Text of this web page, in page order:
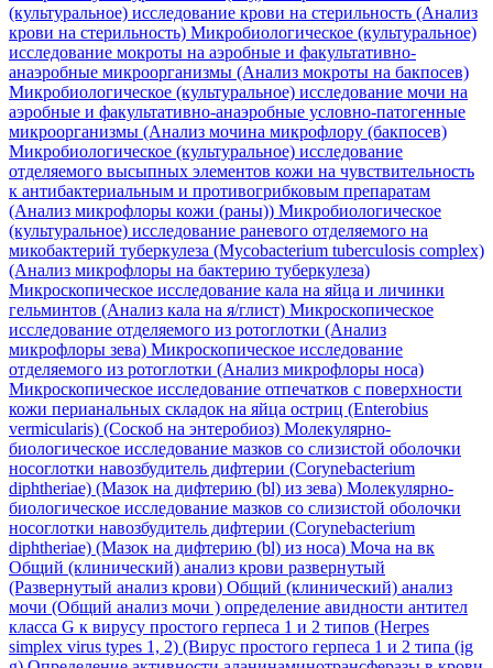
(культуральное) исследование крови на стерильность (Анализ
крови на стерильность) Микробиологическое (культуральное)
исследование мокроты на аэробные и факультативно-
анаэробные микроорганизмы (Анализ мокроты на бакпосев)
Микробиологическое (культуральное) исследование мочи на
аэробные и факультативно-анаэробные условно-патогенные
микроорганизмы (Анализ мочина микрофлору (бакпосев)
Микробиологическое (культуральное) исследование
отделяемого высыпных элементов кожи на чувствительность
к антибактериальным и противогрибковым препаратам
(Анализ микрофлоры кожи (раны)) Микробиологическое
(культуральное) исследование раневого отделяемого на
микобактерий туберкулеза (Mycobacterium tuberculosis complex)
(Анализ микрофлоры на бактерию туберкулеза)
Микроскопическое исследование кала на яйца и личинки
гельминтов (Анализ кала на я/глист) Микроскопическое
исследование отделяемого из ротоглотки (Анализ
микрофлоры зева) Микроскопическое исследование
отделяемого из ротоглотки (Анализ микрофлоры носа)
Микроскопическое исследование отпечатков с поверхности
кожи перианальных складок на яйца остриц (Enterobius
vermicularis) (Соскоб на энтеробиоз) Молекулярно-
биологическое исследование мазков со слизистой оболочки
носоглотки навозбудитель дифтерии (Corynebacterium
diphtheriae) (Мазок на дифтерию (bl) из зева) Молекулярно-
биологическое исследование мазков со слизистой оболочки
носоглотки навозбудитель дифтерии (Corynebacterium
diphtheriae) (Мазок на дифтерию (bl) из носа) Моча на вк
Общий (клинический) анализ крови развернутый
(Развернутый анализ крови) Общий (клинический) анализ
мочи (Общий анализ мочи ) определение авидности антител
класса G к вирусу простого герпеса 1 и 2 типов (Herpes
simplex virus types 1, 2) (Вирус простого герпеса 1 и 2 типа (ig